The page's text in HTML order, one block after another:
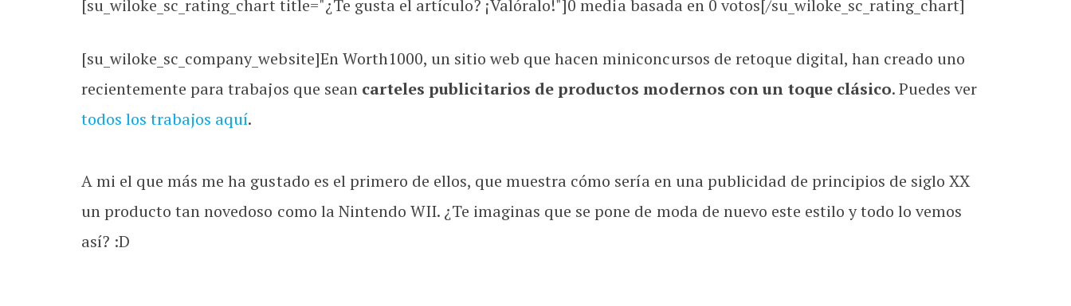
[su_wiloke_sc_rating_chart title="¿Te gusta el artículo? ¡Valóralo!"]0media basada en 0 votos[/su_wiloke_sc_rating_chart]
[su_wiloke_sc_company_website]En Worth1000, un sitio web que hacen miniconcursos de retoque digital, han creado uno
recientemente para trabajos que sean carteles publicitarios de productos modernos con un toque clásico. Puedes ver
todos los trabajos aquí.
A mi el que más me ha gustado es el primero de ellos, que muestra cómo sería en una publicidad de principios de siglo XX
un producto tan novedoso como la Nintendo WII. ¿Te imaginas que se pone de moda de nuevo este estilo y todo lo vemos
así? :D